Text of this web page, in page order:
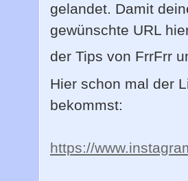
gelandet. Damit
gewünschte URL
der Tips von FrrFrr
Hier schon mal der
bekommst:
https://